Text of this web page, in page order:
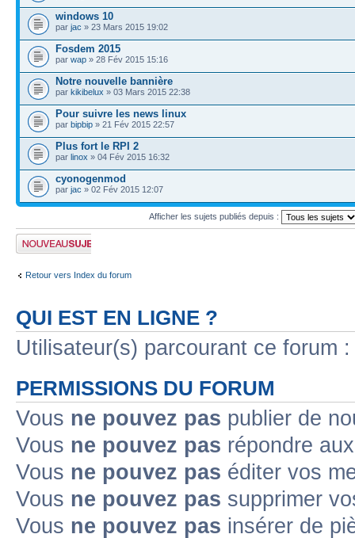
windows 10
par jac » 23 Mars 2015 19:02
Fosdem 2015
par wap » 28 Fév 2015 15:16
Notre nouvelle bannière
par kikibelux » 03 Mars 2015 22:38
Pour suivre les news linux
par bipbip » 21 Fév 2015 22:57
Plus fort le RPI 2
par linox » 04 Fév 2015 16:32
cyonogenmod
par jac » 02 Fév 2015 12:07
Afficher les sujets publiés depuis :
Publier un nouveau
sujet
Retour vers Index du forum
QUI EST EN LIGNE ?
Utilisateur(s) parcourant ce forum
PERMISSIONS DU FORUM
Vous ne pouvez pas publier de
Vous ne pouvez pas répondre
Vous ne pouvez pas éditer vos
Vous ne pouvez pas supprimer
Vous ne pouvez pas insérer de